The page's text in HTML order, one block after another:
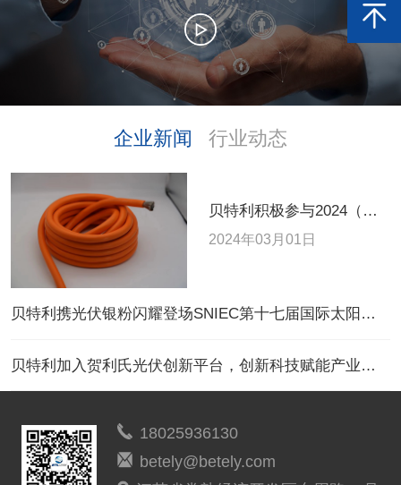
企业新闻 行业动态
贝特利积极参与2024（第七届）中国线缆产业创新材料及技术峰会，共谋行业未来发展
2024年03月01日
贝特利携光伏银粉闪耀登场SNIEC第十七届国际太阳能光伏与智慧能源(上海)展览会
贝特利加入贺利氏光伏创新平台，创新科技赋能产业可持续发展
18025936130
betely@betely.com